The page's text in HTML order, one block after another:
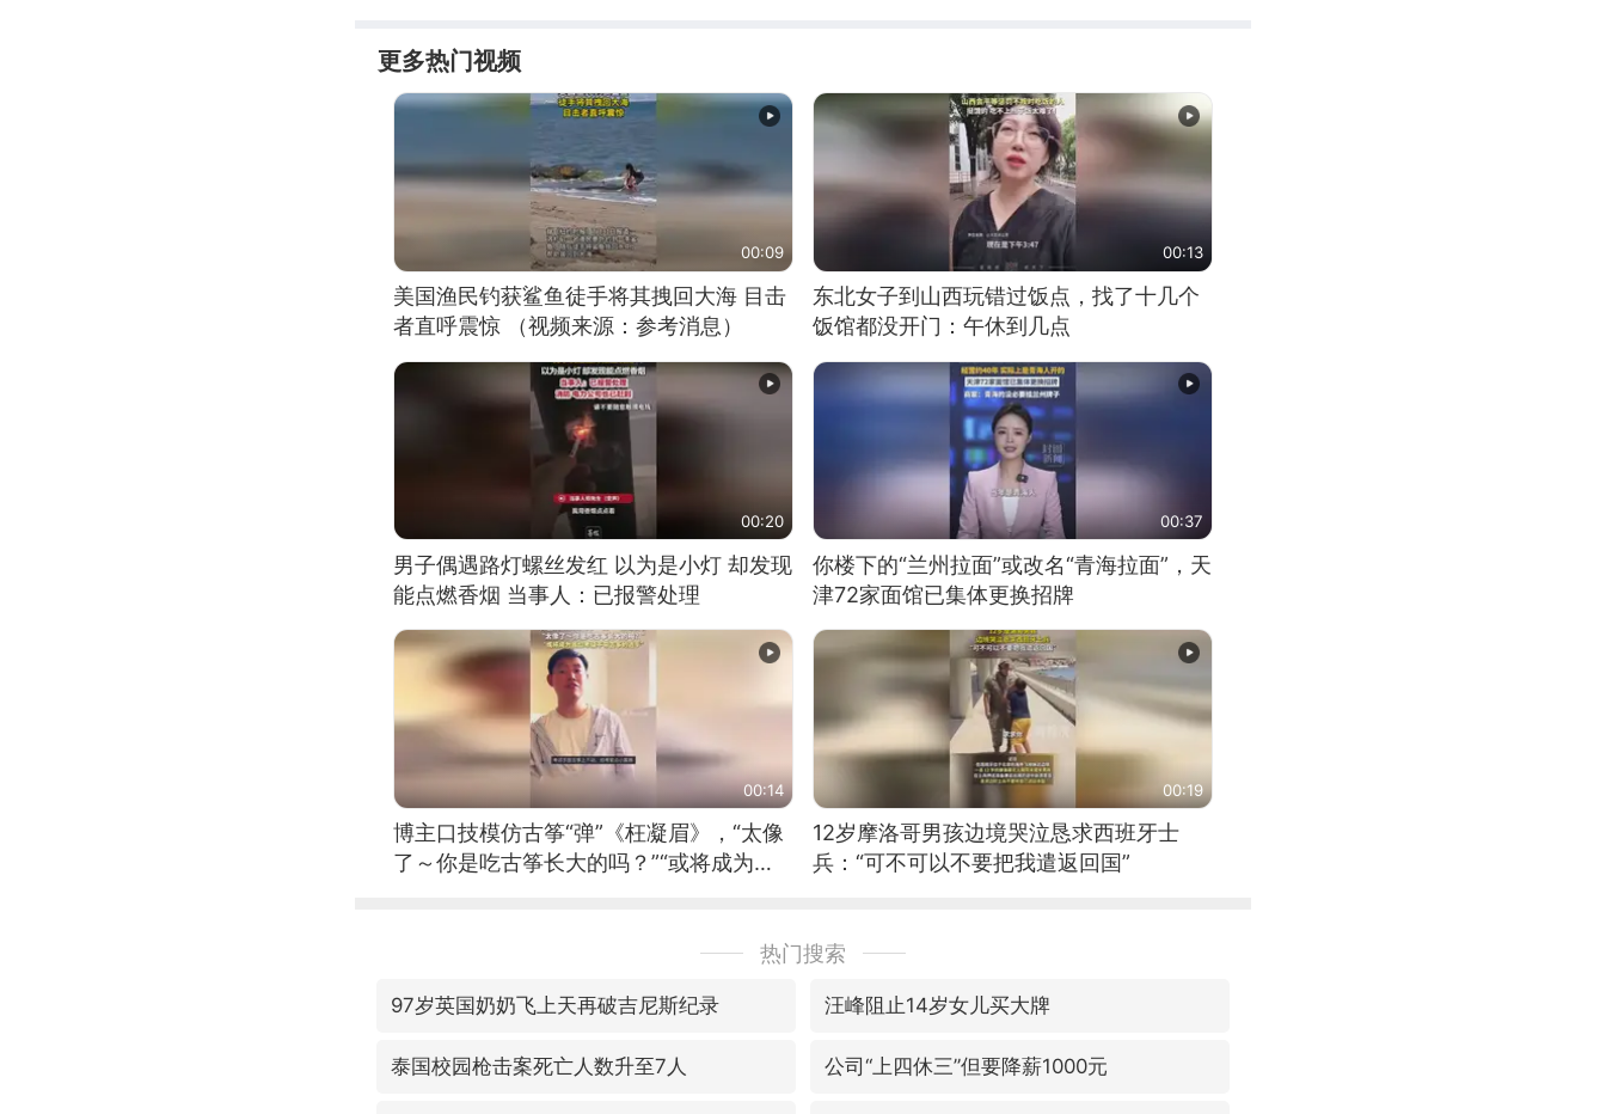
更多热门视频
00:09
美国渔民钓获鲨鱼徒手将其拽回大海 目击
者直呼震惊 （视频来源：参考消息）
00:13
东北女子到山西玩错过饭点，找了十几个
饭馆都没开门：午休到几点
00:20
男子偶遇路灯螺丝发红 以为是小灯 却发现
能点燃香烟 当事人：已报警处理
00:37
你楼下的“兰州拉面”或改名“青海拉面”，天
津72家面馆已集体更换招牌
00:14
博主口技模仿古筝“弹”《枉凝眉》，“太像
了～你是吃古筝长大的吗？”“或将成为首
00:19
12岁摩洛哥男孩边境哭泣恳求西班牙士
兵：“可不可以不要把我遣返回国”
热门搜索
97岁英国奶奶飞上天再破吉尼斯纪录 汪峰阻止14岁女儿买大牌
泰国校园枪击案死亡人数升至7人 公司“上四休三”但要降薪1000元